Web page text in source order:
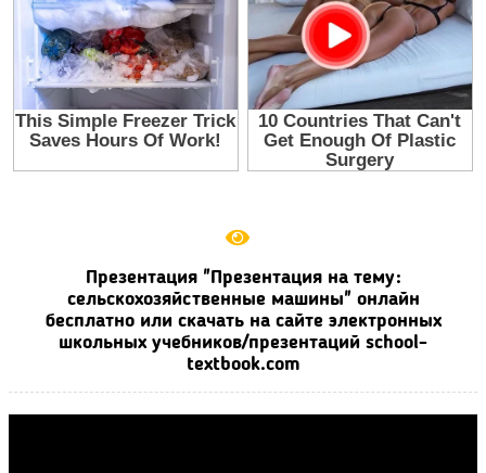
Презентация "Презентация на тему:
сельскохозяйственные машины" онлайн
бесплатно или скачать на сайте электронных
школьных учебников/презентаций school-
textbook.com